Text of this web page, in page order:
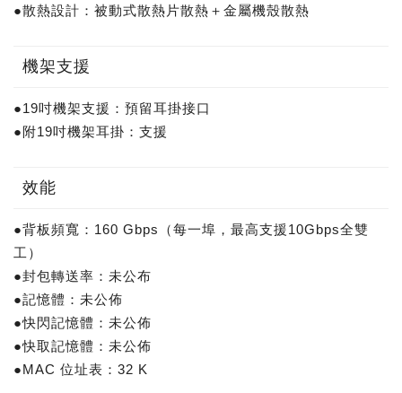
●散熱設計：被動式散熱片散熱＋金屬機殼散熱
機架支援
●19吋機架支援：預留耳掛接口
●附19吋機架耳掛：支援
效能
●背板頻寬：160 Gbps（每一埠，最高支援10Gbps全雙
工）
●封包轉送率：未公布
●記憶體：未公佈
●快閃記憶體：未公佈
●快取記憶體：未公佈
●MAC 位址表：32 K